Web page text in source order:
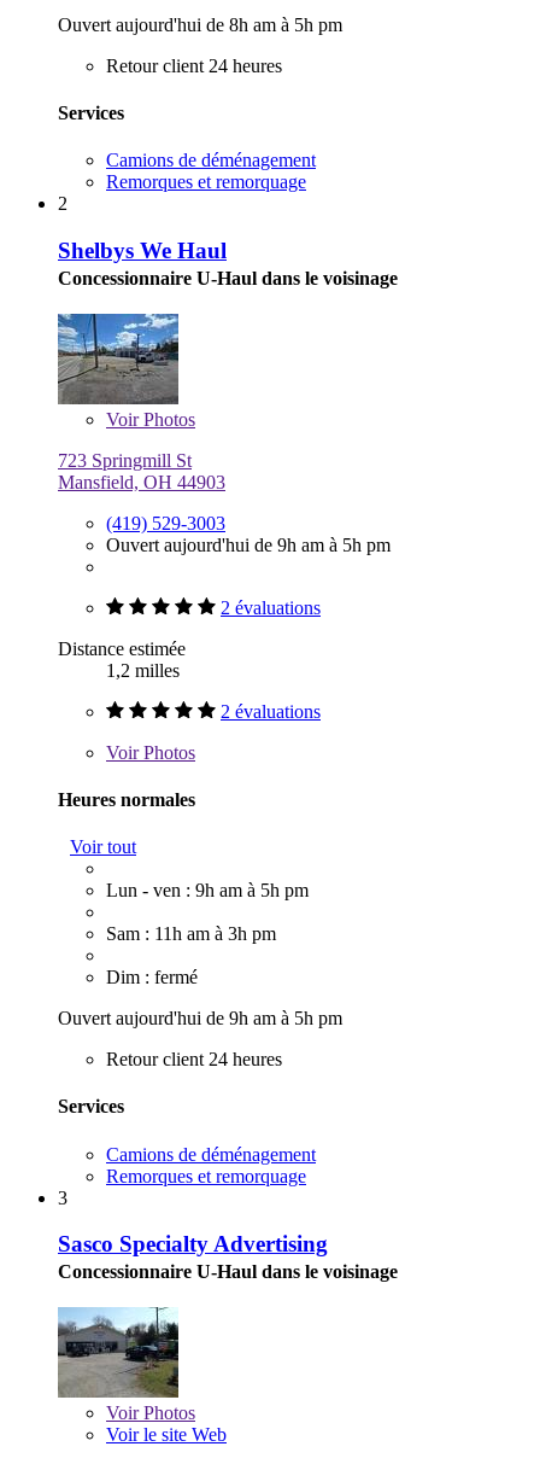
Ouvert aujourd'hui de 8h am à 5h pm
Retour client 24 heures
Services
Camions de déménagement
Remorques et remorquage
2
Shelbys We Haul
Concessionnaire U-Haul dans le voisinage
VoirPhotos
723 Springmill St
Mansfield, OH 44903
(419) 529-3003
Ouvert aujourd'hui de 9h am à 5h pm
2 évaluations
Distance estimée
1,2 milles
2 évaluations
VoirPhotos
Heures normales
Voir tout
Lun - ven : 9h am à 5h pm
Sam : 11h am à 3h pm
Dim : fermé
Ouvert aujourd'hui de 9h am à 5h pm
Retour client 24 heures
Services
Camions de déménagement
Remorques et remorquage
3
Sasco Specialty Advertising
Concessionnaire U-Haul dans le voisinage
VoirPhotos
Voir le site Web